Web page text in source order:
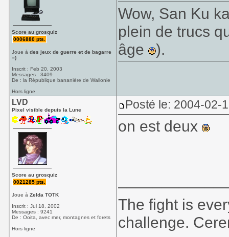
Score au grosquiz
0006880 pts.
Joue àdes jeux de guerre et de bagarre
=)
Inscrit : Feb 20, 2003
Messages : 3409
De : la République bananière de Wallonie
Hors ligne
Wow, San Ku
plein de trucs
âge ).
LVD
Pixel visible depuis la Lune
Score au grosquiz
0021285 pts.
Joue àZelda TOTK
Inscrit : Jul 18, 2002
Messages : 9241
De : Ooita, avec mer, montagnes et forets
Hors ligne
Posté le: 2004-02-
on est deux
The fight is
challenge.